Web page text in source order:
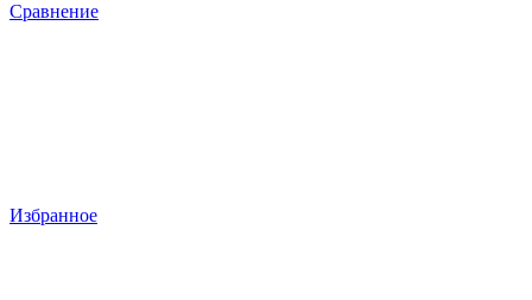
Сравнение
Избранное